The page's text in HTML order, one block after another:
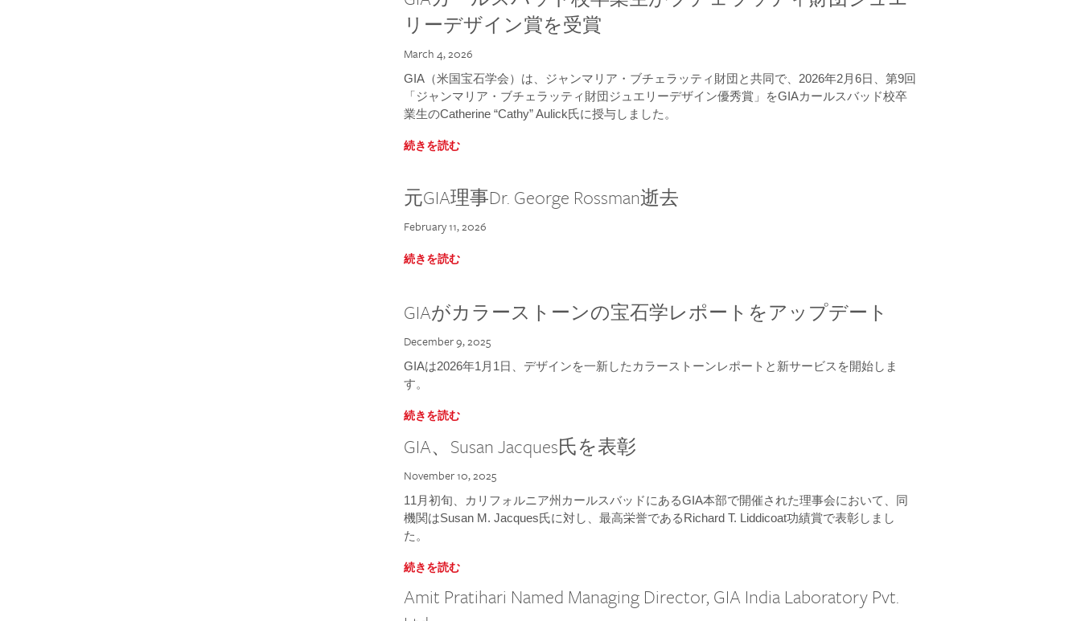
リーデザイン賞を受賞
March 4, 2026
GIA（米国宝石学会）は、ジャンマリア・ブチェラッティ財団と共同で、2026年2月6日、第9回
「ジャンマリア・ブチェラッティ財団ジュエリーデザイン優秀賞」をGIAカールスバッド校卒
業生のCatherine “Cathy” Aulick氏に授与しました。
続きを読む
元GIA理事Dr. George Rossman逝去
February 11, 2026
続きを読む
GIAがカラーストーンの宝石学レポートをアップデート
December 9, 2025
GIAは2026年1月1日、デザインを一新したカラーストーンレポートと新サービスを開始しま
す。
続きを読む
GIA、Susan Jacques氏を表彰
November 10, 2025
11月初旬、カリフォルニア州カールスバッドにあるGIA本部で開催された理事会において、同
機関はSusan M. Jacques氏に対し、最高栄誉であるRichard T. Liddicoat功績賞で表彰しまし
た。
続きを読む
Amit Pratihari Named Managing Director, GIA India Laboratory Pvt.